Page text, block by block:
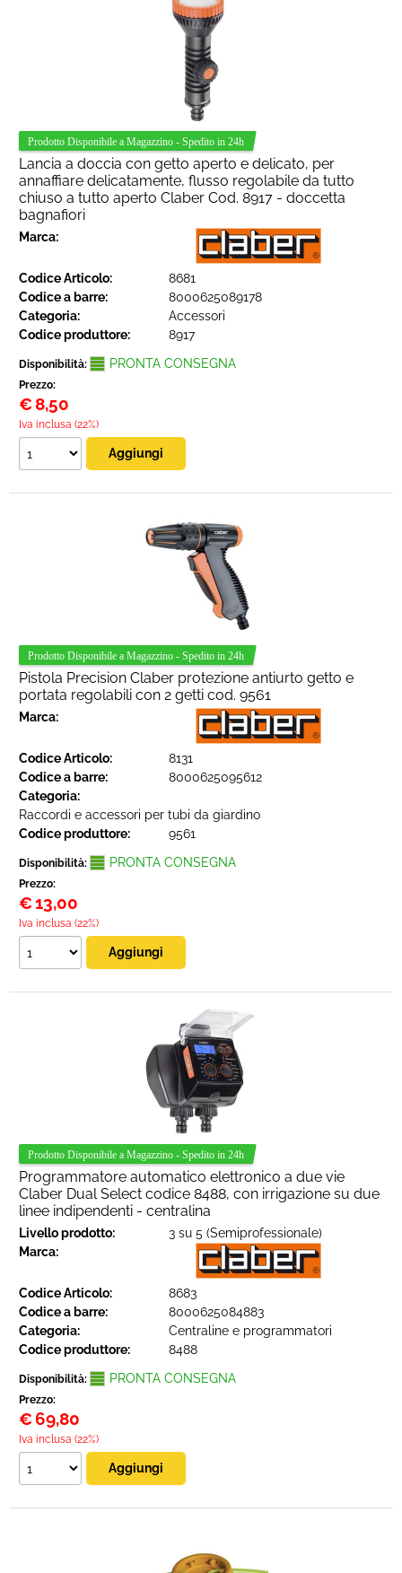
Lancia a doccia con getto aperto e delicato, per
annaffiare delicatamente, flusso regolabile da tutto
chiuso a tutto aperto Claber Cod. 8917 - doccetta
bagnafiori
Marca:
Codice Articolo:
8681
Codice a barre:
8000625089178
Categoria:
Accessori
Codice produttore:
8917
Disponibilità: PRONTA CONSEGNA
Prezzo:
€8,50
Iva inclusa (22%)
Pistola Precision Claber protezione antiurto getto e
portata regolabili con 2 getti cod. 9561
Marca:
Codice Articolo:
8131
Codice a barre:
8000625095612
Categoria:
Raccordi e accessori per tubi da giardino
Codice produttore:
9561
Disponibilità: PRONTA CONSEGNA
Prezzo:
€13,00
Iva inclusa (22%)
Programmatore automatico elettronico a due vie
Claber Dual Select codice 8488, con irrigazione su due
linee indipendenti - centralina
Livello prodotto:
3 su 5 (Semiprofessionale)
Marca:
Codice Articolo:
8683
Codice a barre:
8000625084883
Categoria:
Centraline e programmatori
Codice produttore:
8488
Disponibilità: PRONTA CONSEGNA
Prezzo:
€69,80
Iva inclusa (22%)